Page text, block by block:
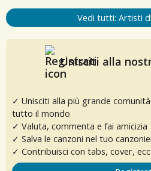
Vedi tutti: Artisti
Unisciti alla
✓ Unisciti alla più grande
tutto il mondo
✓ Valuta, commenta e fai amicizia
✓ Salva le canzoni nel tuo
✓ Contribuisci con tabs, cover, ecc.